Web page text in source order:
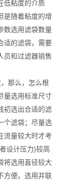
低粘度的介质
是随着粘度的增
数选用滤袋数量
适的滤袋，需要
员和过滤器销售
那么，怎么根
量选用标准尺寸
初选出合适的滤
个滤袋；尽量选
流量较大时才考
设计压力)较高
将选用直径较大
方便。选用并联